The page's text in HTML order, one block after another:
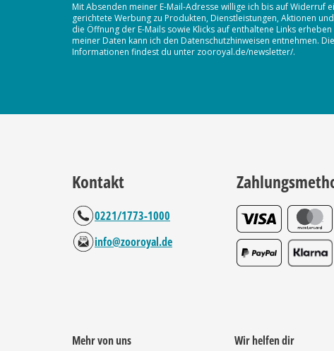
Mit Absenden meiner E-Mail-Adresse willige ich bis auf Widerruf
gerichtete Werbung zu Produkten, Dienstleistungen, Aktionen
die Öffnung der E-Mails sowie Klicks auf enthaltene Links
meiner Daten kann ich den Datenschutzhinweisen entnehmen.
Informationen findest du unter zooroyal.de/newsletter/.
Kontakt
0221/1773-1000
info@zooroyal.de
Mehr von uns Wir helfen dir